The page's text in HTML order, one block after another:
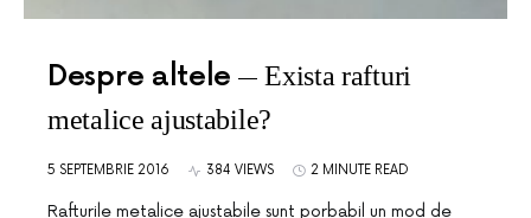
Despre altele
Exista rafturi
metalice ajustabile?
5 SEPTEMBRIE 2016 384 VIEWS 2 MINUTE READ
Rafturile metalice ajustabile sunt porbabil un mod de